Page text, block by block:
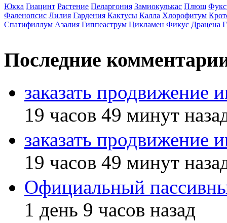
Юкка Гиацинт Растение Пеларгония Замиокулькас Плющ
Фаленопсис Лилия Гардения Кактусы Калла Хлорофитум
Спатифиллум Азалия Гиппеаструм Цикламен Фикус Драцена
Последние
заказать продвижение
19 часов 49 минут
заказать продвижение
19 часов 49 минут
Официальный
1 день 9 часов назад